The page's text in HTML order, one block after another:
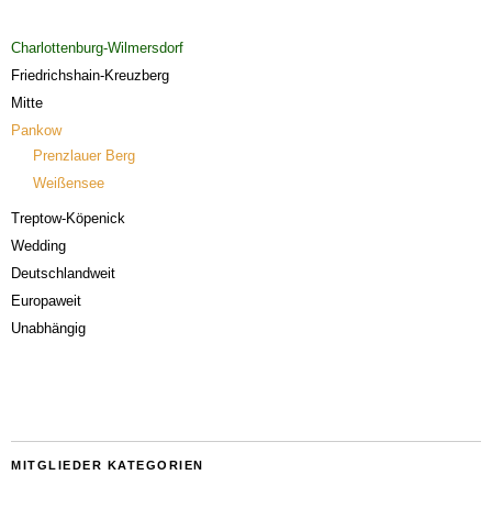
Charlottenburg-Wilmersdorf
Friedrichshain-Kreuzberg
Mitte
Pankow
Prenzlauer Berg
Weißensee
Treptow-Köpenick
Wedding
Deutschlandweit
Europaweit
Unabhängig
MITGLIEDER KATEGORIEN